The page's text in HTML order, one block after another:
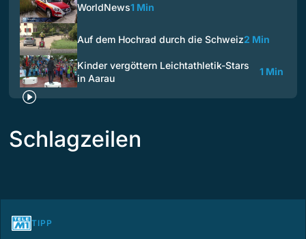
WorldNews1 Min
Auf dem Hochrad durch die Schweiz2 Min
Kinder vergöttern Leichtathletik-Stars
in Aarau
1 Min
Schlagzeilen
TIPP